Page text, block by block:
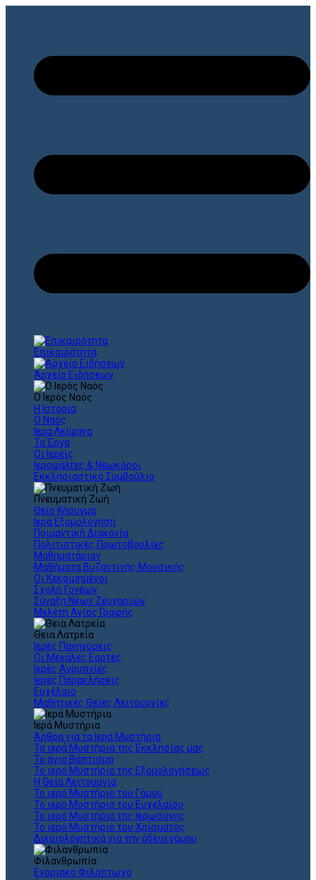
Επικαιρότητα
Αρχείο Ειδήσεων
Ο Ιερός Ναός
Η Ιστορία
Ο Ναός
Ιερά Λείψανα
Τα Έργα
Οι Ιερείς
Ιεροψάλτες & Νεωκόροι
Εκκλησιαστικό Συμβούλιο
Πνευματική Ζωή
Θείο Κήρυγμα
Ιερά Εξομολόγηση
Ποιμαντική Διακονία
Πολιτιστικές Πρωτοβουλίες
Μαθηματάριον
Μαθήματα Βυζαντινής Μουσικής
Οι Κεκοιμημένοι
Σχολή Γονέων
Σύναξη Νέων Ζευγαριών
Μελέτη Αγίας Γραφής
Θεια Λατρεία
Ιερές Πανηγύρεις
Οι Μεγάλες Εορτές
Ιερές Αγρυπνίες
Ιερές Παρακλήσεις
Ευχέλαιο
Μαθητικές Θείες Λειτουργίες
Ιερά Μυστήρια
Άρθρα για τα Ιερά Μυστήρια
Τα ιερά Μυστήρια της Εκκλησίας μας
Το άγιο Βάπτισμα
Το ιερό Μυστήριο της Εξομολογήσεως
Η Θεία Λειτουργία
Το ιερό Μυστήριο του Γάμου
Το ιερό Μυστήριο του Ευχελαίου
Το ιερό Μυστήριο της Ιερωσύνης
Το ιερό Μυστήριο του Χρίσματος
Δικαιολογητικά για την άδεια γάμου
Φιλανθρωπία
Ενοριακό Φιλόπτωχο